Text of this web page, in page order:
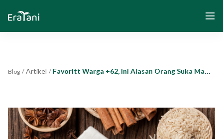
Tentang Kami
Solusi
Blog / Artikel / Favoritt Warga +62, Ini Alasan Orang Suka Makan Nasi